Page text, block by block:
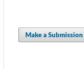
Make a Submission